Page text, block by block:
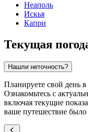
Неаполь
Искья
Капри
Текущая
Нашли неточность?
Планируете свой день
Ознакомьтесь с
включая текущие
ваше путешествие